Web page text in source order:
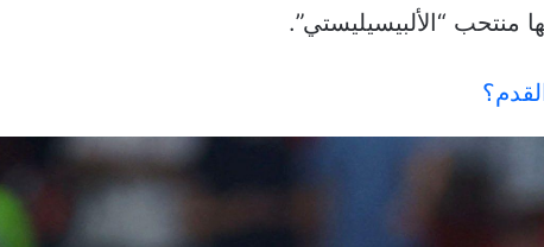
منتحب “الألبيسيليستي”.